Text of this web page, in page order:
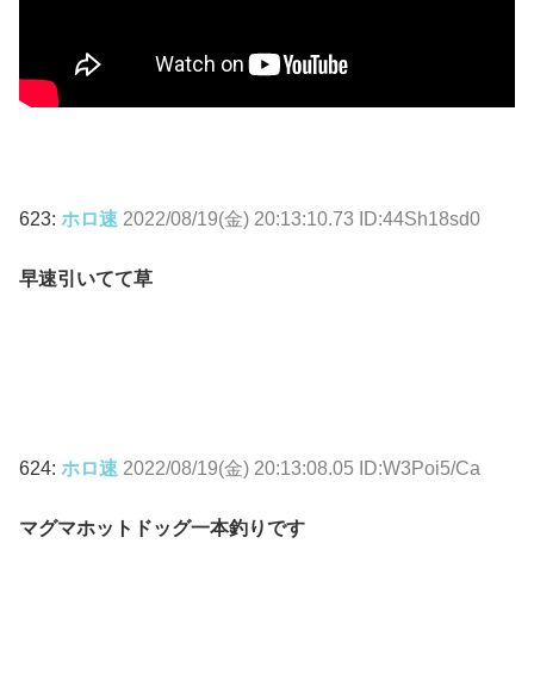
623: ホロ速 2022/08/19(金) 20:13:10.73 ID:44Sh18sd0
早速引いてて草
624: ホロ速 2022/08/19(金) 20:13:08.05 ID:W3Poi5/Ca
マグマホットドッグ一本釣りです